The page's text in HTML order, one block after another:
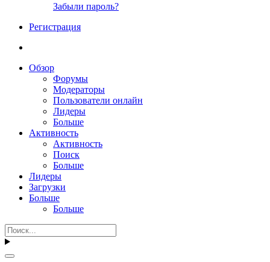
Забыли пароль?
Регистрация
Обзор
Форумы
Модераторы
Пользователи онлайн
Лидеры
Больше
Активность
Активность
Поиск
Больше
Лидеры
Загрузки
Больше
Больше